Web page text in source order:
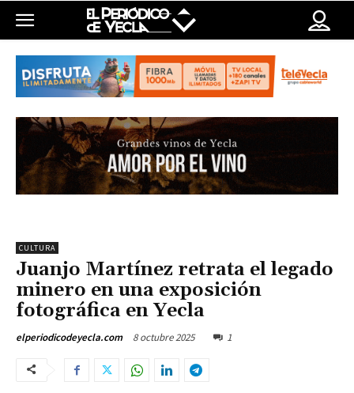
CULTURA
Juanjo Martínez retrata el legado
minero en una exposición
fotográfica en Yecla
elperiodicodeyecla.com 8 octubre 2025 1